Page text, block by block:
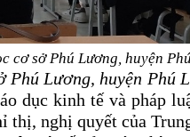
cơ sở Phú Lương, huyện
Lương, huyện Phú
dục kinh tế và pháp
nghị quyết của